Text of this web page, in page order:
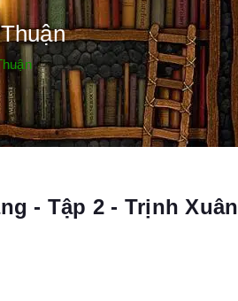
- Tập 2 - Trịnh Xuân